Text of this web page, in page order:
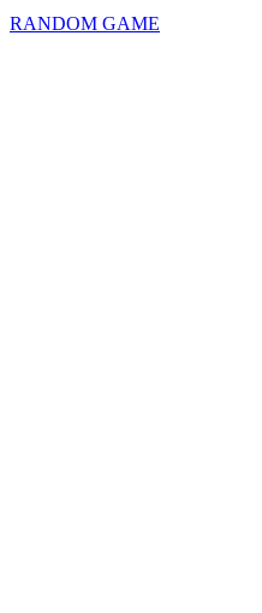
RANDOM GAME